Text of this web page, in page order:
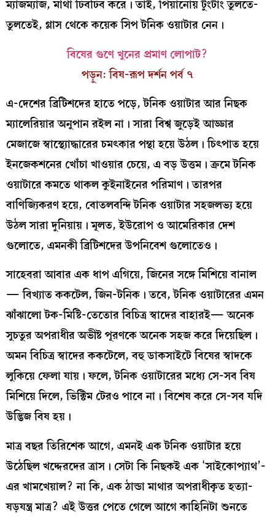
ম্যাজম্যাজ, মাথা ঢিবঢিব করে। তাই, পিয়ানোয় টুংটাং তুলতে-
তুলতেই, গ্লাস থেকে কয়েক সিপ টনিক ওয়াটার নেন।
বিষের গুণে খুনের প্রমাণ লোপাট?
পড়ুন: বিষ-রূপ দর্শন পর্ব ৭
এ-দেশের ব্রিটিশদের হাতে পড়ে, টনিক ওয়াটার আর নিছক
ম্যালেরিয়ার অনুপান রইল না। সারা বিশ্ব জুড়েই আড্ডার
মেজাজে স্বাস্থ্যোদ্ধারের চমৎকার পন্থা হয়ে উঠল। চিৎপাত হয়ে
ইনজেকশনের খোঁচা খাওয়ার চেয়ে, এ বড় উত্তম। ক্রমে টনিক
ওয়াটারে কমতে থাকল কুইনাইনের পরিমাণ। তারপর
বাণিজ্যিকরণ হয়ে, বোতলবন্দি টনিক ওয়াটার সহজলভ্য হয়ে
উঠল সারা দুনিয়ায়। মূলত, ইউরোপ ও আমেরিকার দেশ
গুলোতে, এমনকী ব্রিটিশদের উপনিবেশ গুলোতেও।
সাহেবরা আবার এক ধাপ এগিয়ে, জিনের সঙ্গে মিশিয়ে বানাল
— বিখ্যাত ককটেল, জিন-টনিক। তবে, টনিক ওয়াটারের এমন
ঝাঁঝালো টক-মিষ্টি-তেতোর বিচিত্র স্বাদের বাহারই— অনেক
সুচতুর অপরাধীর অভীষ্ট পূরণকে অনেক সহজ করে দিয়েছিল।
অমন বিচিত্র স্বাদের ককটেলে, বহু ডাকসাইটে বিষের স্বাদকে
লুকিয়ে ফেলা যায়। ফলে, টনিক ওয়াটারের মধ্যে সে-সব বিষ
মিশিয়ে দিলে, ভিক্টিম টেরও পাবে না। বিশেষ করে সে-সব যদি
উদ্ভিজ বিষ হয়।
মাত্র বছর তিরিশেক আগে, এমনই এক টনিক ওয়াটার হয়ে
উঠেছিল খদ্দেরদের ত্রাস। সেটা কি নিছকই এক ‘সাইকোপ্যাথ’-
এর খামখেয়াল? না কি, এক ঠান্ডা মাথার অপরাধীকৃত হত্যা-
ষড়যন্ত্র মাত্র? এই উত্তর পেতে গেলে আগে কাহিনিটা শুনতে